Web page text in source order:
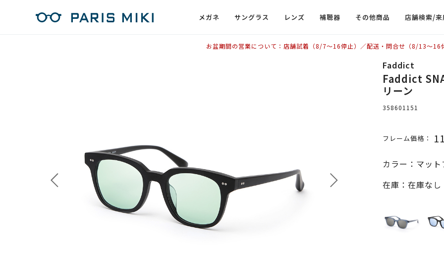
メガネ サングラス レンズ 補聴器 その他商品 店舗検索/
お盆期間の営業について：店舗試着（8/7〜16停止）／配送・問合せ（8/13〜16
Faddict
Faddict
リーン
358601151
フレーム価格：
カラー：マッ
在庫：在庫なし